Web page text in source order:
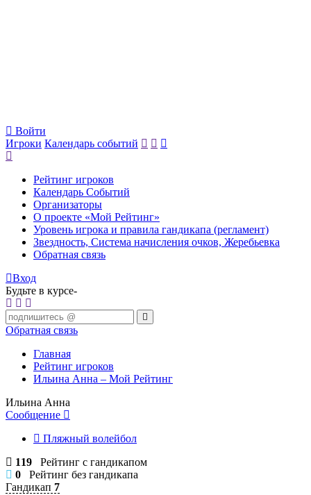
Войти
Игроки Календарь событий
Рейтинг игроков
Календарь Событий
Организаторы
О проекте «Мой Рейтинг»
Уровень игрока и правила гандикапа (регламент)
Звездность, Система начисления очков, Жеребьевка
Обратная связь
Вход
Будьте в курсе-
Обратная связь
Главная
Рейтинг игроков
Ильина Анна – Мой Рейтинг
Ильина Анна
Сообщение
Пляжный волейбол
119 Рейтинг с гандикапом
0 Рейтинг без гандикапа
Гандикап 7